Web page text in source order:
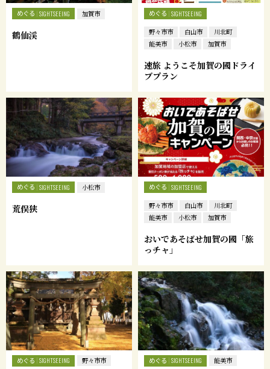
めぐる SIGHTSEEING 加賀市
鶴仙渓
めぐる SIGHTSEEING
野々市市 白山市
川北町
能美市
小松市 加賀市
速旅 ようこそ加賀の國ドライ
ブプラン
めぐる SIGHTSEEING 小松市
荒俣狭
めぐる SIGHTSEEING
野々市市 白山市
川北町
能美市
小松市 加賀市
おいであそばせ加賀の國「旅
っチャ」
めぐる SIGHTSEEING 野々市市 めぐる SIGHTSEEING 能美市